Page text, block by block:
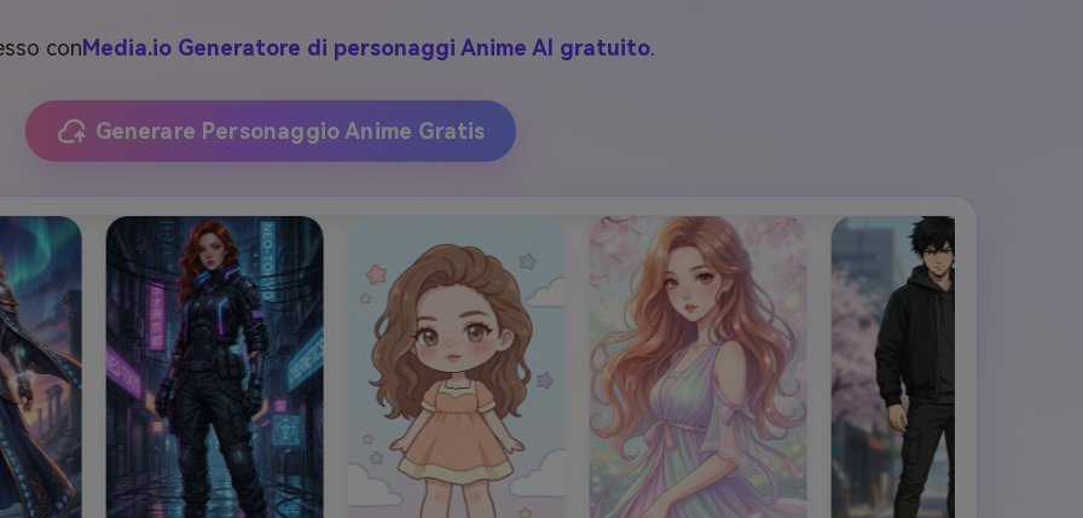
conMedia.io Generatore di personaggi Anime AI gratuito.
Generare Personaggio Anime Gratis